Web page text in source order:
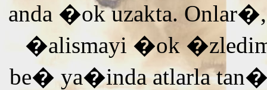
anda �ok uzakta.
�alismayi �ok
be� ya�inda atlarla